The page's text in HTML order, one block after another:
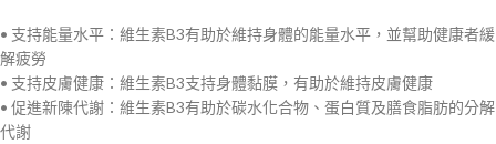
• 支持能量水平：維生素B3有助於維持身體的能量水平，並幫助健康者緩
解疲勞
• 支持皮膚健康：維生素B3支持身體黏膜，有助於維持皮膚健康
• 促進新陳代謝：維生素B3有助於碳水化合物、蛋白質及膳食脂肪的分解
代謝